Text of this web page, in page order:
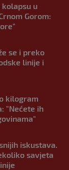
u
Gorom:
se i preko
linije i
kilogram
"Nećete ih
iskustava.
savjeta